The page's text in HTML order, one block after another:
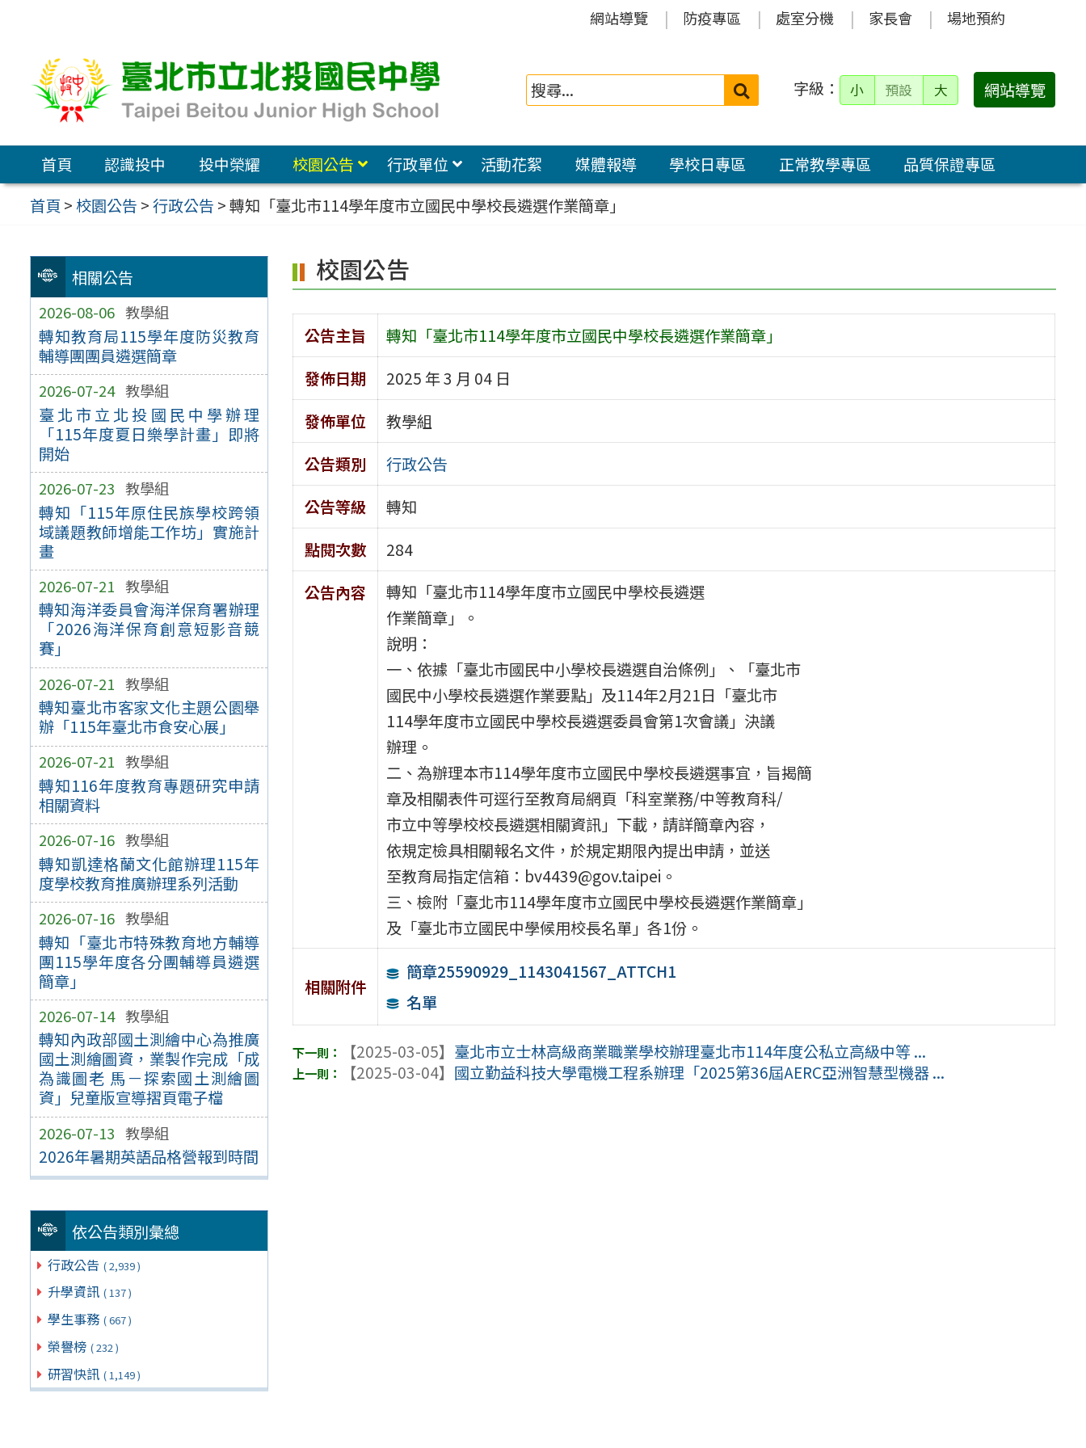
容
區
網站導覽 防疫專區 處室分機 家長會 場地預約
搜
字級： 小 預設 大 網站導覽
首頁 認識投中 投中榮耀 校園公告 行政單位 活動花絮 媒體報導 學校日專區 正常教學專區
品質保證專區
首頁 >校園公告 >行政公告 >轉知「臺北市114學年度市立國民中學校長遴選作業簡章」
相關公告
2026-08-06 教學組
轉知教育局115學年度防災教育
輔導團團員遴選簡章
2026-07-24 教學組
臺北市立北投國民中學辦理
「115年度夏日樂學計畫」即將
開始
2026-07-23 教學組
轉知「115年原住民族學校跨領
域議題教師增能工作坊」實施計
畫
2026-07-21 教學組
轉知海洋委員會海洋保育署辦理
「2026海洋保育創意短影音競
賽」
2026-07-21 教學組
轉知臺北市客家文化主題公園舉
辦「115年臺北市食安心展」
2026-07-21 教學組
轉知116年度教育專題研究申請
相關資料
2026-07-16 教學組
轉知凱達格蘭文化館辦理115年
度學校教育推廣辦理系列活動
2026-07-16 教學組
轉知「臺北市特殊教育地方輔導
團115學年度各分團輔導員遴選
簡章」
2026-07-14 教學組
轉知內政部國土測繪中心為推廣
國土測繪圖資，業製作完成「成
為識圖老 馬－探索國土測繪圖
資」兒童版宣導摺頁電子檔
2026-07-13 教學組
2026年暑期英語品格營報到時間
依公告類別彙總
行政公告 ( 2,939 )
升學資訊 ( 137 )
學生事務 ( 667 )
榮譽榜 ( 232 )
研習快訊 ( 1,149 )
校園公告
公告主旨
轉知「臺北市114學年度市立國民中學校長遴選作業簡章」
發佈日期
2025 年 3 月 04 日
發佈單位
教學組
公告類別
行政公告
公告等級
轉知
點閱次數
284
公告內容
轉知「臺北市114學年度市立國民中學校長遴選
作業簡章」。
說明：
一、依據「臺北市國民中小學校長遴選自治條例」、「臺北市
國民中小學校長遴選作業要點」及114年2月21日「臺北市
114學年度市立國民中學校長遴選委員會第1次會議」決議
辦理。
二、為辦理本市114學年度市立國民中學校長遴選事宜，旨揭簡
章及相關表件可逕行至教育局網頁「科室業務/中等教育科/
市立中等學校校長遴選相關資訊」下載，請詳簡章內容，
依規定檢具相關報名文件，於規定期限內提出申請，並送
至教育局指定信箱：bv4439@gov.taipei。
三、檢附「臺北市114學年度市立國民中學校長遴選作業簡章」
及「臺北市立國民中學候用校長名單」各1份。
相關附件
簡章25590929_1143041567_ATTCH1
名單
【2025-03-05】 臺北市立士林高級商業職業學校辦理臺北市114年度公私立高級中等 ...
【2025-03-04】 國立勤益科技大學電機工程系辦理「2025第36屆AERC亞洲智慧型機器 ...